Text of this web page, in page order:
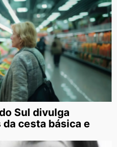
Sul divulga
cesta básica e